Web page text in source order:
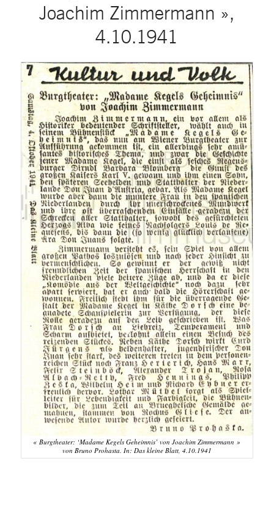
Joachim Zimmermann »,
4.10.1941
« Burgtheater: ‘Madame Kegels Geheimnis’ von Joachim Zimmermann »
von Bruno Prohasta. In: Das kleine Blatt, 4.10.1941